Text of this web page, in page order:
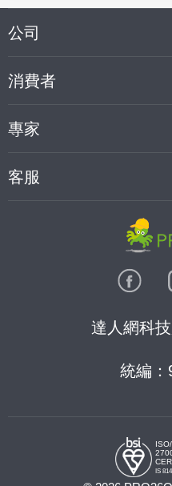
公司
消費者
專家
客服
達人網科
統編：
IS